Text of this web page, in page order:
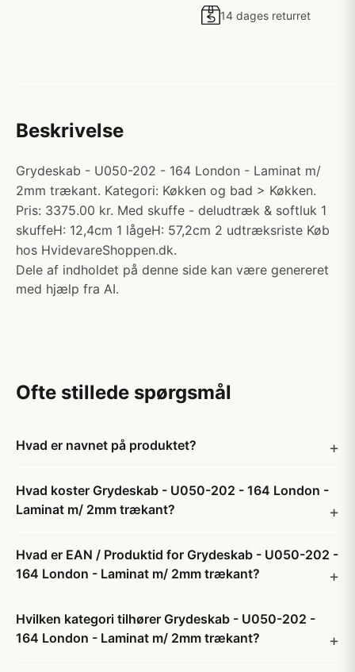
14 dages returret
Beskrivelse
Grydeskab - U050-202 - 164 London - Laminat m/
2mm trækant. Kategori: Køkken og bad > Køkken.
Pris: 3375.00 kr. Med skuffe - deludtræk & softluk 1
skuffeH: 12,4cm 1 lågeH: 57,2cm 2 udtræksriste Køb
hos HvidevareShoppen.dk.
Dele af indholdet på denne side kan være genereret
med hjælp fra AI.
Ofte stillede spørgsmål
Hvad er navnet på produktet?
Hvad koster Grydeskab - U050-202 - 164 London -
Laminat m/ 2mm trækant?
Hvad er EAN / Produktid for Grydeskab - U050-202 -
164 London - Laminat m/ 2mm trækant?
Hvilken kategori tilhører Grydeskab - U050-202 -
164 London - Laminat m/ 2mm trækant?